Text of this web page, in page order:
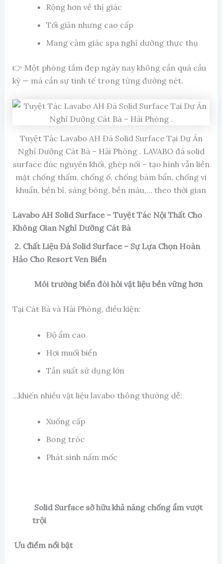
Rộng hơn về thị giác
Tối giản nhưng cao cấp
Mang cảm giác spa nghỉ dưỡng thực thụ
👉 Một phòng tắm đẹp ngày nay không cần quá cầu
kỳ — mà cần sự tinh tế trong từng đường nét.
Tuyệt Tác Lavabo AH Đá Solid Surface Tại Dự Án
Nghỉ Dưỡng Cát Bà – Hải Phòng . LAVABO đá solid
surface đúc nguyên khối, ghép nối – tạo hình vẫn liền
mặt chống thấm, chống ố, chống bám bẩn, chống vi
khuẩn, bền bỉ, sáng bóng, bền màu,… theo thời gian
Lavabo AH Solid Surface – Tuyệt Tác Nội Thất Cho
Không Gian Nghỉ Dưỡng Cát Bà
2. Chất Liệu Đá Solid Surface – Sự Lựa Chọn Hoàn
Hảo Cho Resort Ven Biển
Môi trường biển đòi hỏi vật liệu bền vững hơn
Tại Cát Bà và Hải Phòng, điều kiện:
Độ ẩm cao
Hơi muối biển
Tần suất sử dụng lớn
…khiến nhiều vật liệu lavabo thông thường dễ:
Xuống cấp
Bong tróc
Phát sinh nấm mốc
Solid Surface sở hữu khả năng chống ẩm vượt
trội
Ưu điểm nổi bật